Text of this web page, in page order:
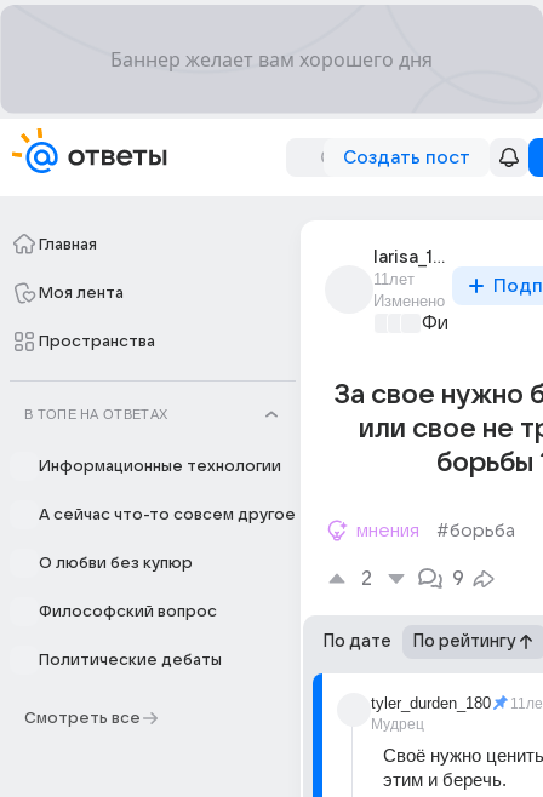
Создать пост
Главная
Моя лента
Пространства
В ТОПЕ НА ОТВЕТАХ
Информационные технологии
А сейчас что-то совсем другое
О любви без купюр
Философский вопрос
Политические дебаты
Смотреть все
larisa_14168
11лет
Изменено
За свое нужно
или свое не
борьбы
мнения #борьба
2 9
По дате По рейтингу
tyler_durden_180
Мудрец
Своё нужно
этим и беречь.